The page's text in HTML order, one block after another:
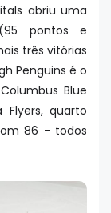
abriu uma
pontos e
três vitórias
Penguins é o
Blue
Flyers, quarto
86 - todos